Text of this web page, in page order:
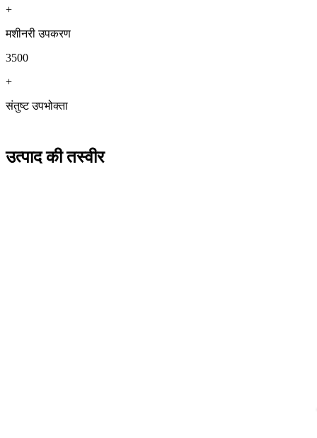
+
मशीनरी उपकरण
3500
+
संतुष्ट उपभोक्ता
उत्पाद की तस्वीर